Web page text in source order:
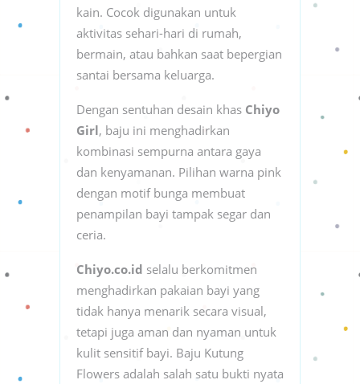
kain. Cocok digunakan untuk
aktivitas sehari-hari di rumah,
bermain, atau bahkan saat bepergian
santai bersama keluarga.
Dengan sentuhan desain khas Chiyo
Girl, baju ini menghadirkan
kombinasi sempurna antara gaya
dan kenyamanan. Pilihan warna pink
dengan motif bunga membuat
penampilan bayi tampak segar dan
ceria.
Chiyo.co.id selalu berkomitmen
menghadirkan pakaian bayi yang
tidak hanya menarik secara visual,
tetapi juga aman dan nyaman untuk
kulit sensitif bayi. Baju Kutung
Flowers adalah salah satu bukti nyata